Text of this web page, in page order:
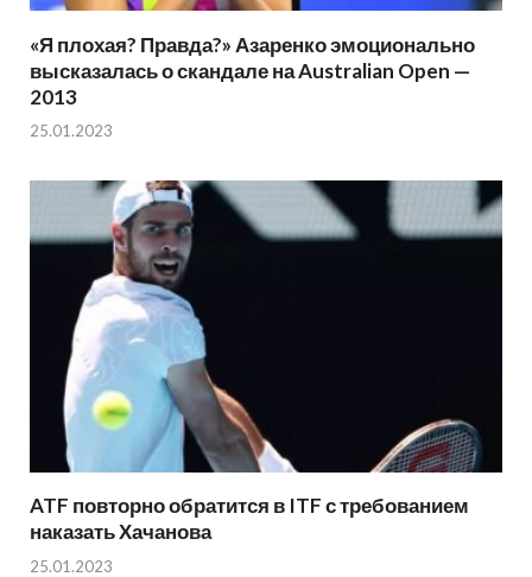
«Я плохая? Правда?» Азаренко эмоционально
высказалась о скандале на Australian Open —
2013
25.01.2023
ATF повторно обратится в ITF с требованием
наказать Хачанова
25.01.2023